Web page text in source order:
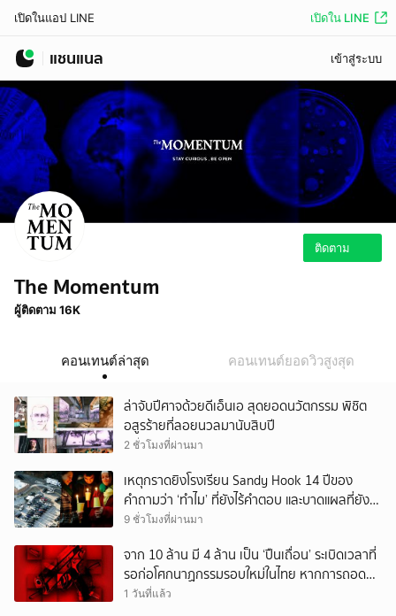
เปิดในแอป LINE เปิดใน LINE
แชนแนล เข้าสู่ระบบ
ติดตาม
The Momentum
ผู้ติดตาม 16K
คอนเทนต์ล่าสุด คอนเทนต์ยอดวิวสูงสุด
ล่าจับปีศาจด้วยดีเอ็นเอ สุดยอดนวัตกรรม พิชิต
อสูรร้ายที่ลอยนวลมานับสิบปี
2 ชั่วโมงที่ผ่านมา
เหตุกราดยิงโรงเรียน Sandy Hook 14 ปีของ
คำถามว่า ‘ทำไม’ ที่ยังไร้คำตอบ และบาดแผลที่ยัง
ทวงความรับผิดชอบไม่จบ
9 ชั่วโมงที่ผ่านมา
จาก 10 ล้าน มี 4 ล้าน เป็น ‘ปืนเถื่อน’ ระเบิดเวลาที่
รอก่อโศกนาฏกรรมรอบใหม่ในไทย หากการถอดบท
เรียนของรัฐเป็นเพียง ‘ลมปาก’
1 วันที่แล้ว